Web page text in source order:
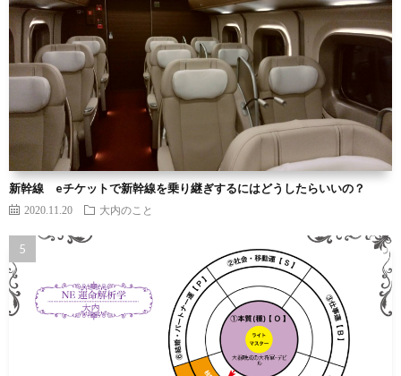
新幹線 eチケットで新幹線を乗り継ぎするにはどうしたらいいの？
2020.11.20 大内のこと